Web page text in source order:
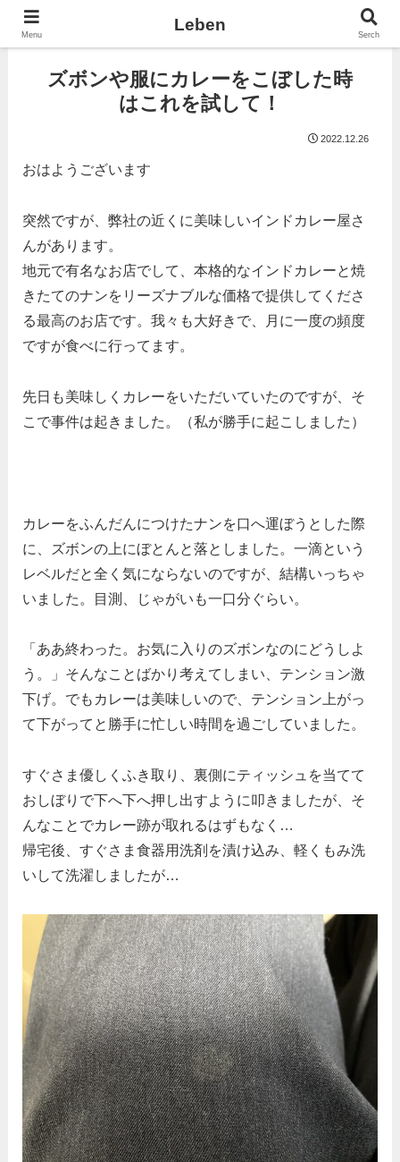
ズボンや服にカレーをこぼした時
はこれを試して！
2022.12.26
おはようございます
突然ですが、弊社の近くに美味しいインドカレー屋さ
んがあります。
地元で有名なお店でして、本格的なインドカレーと焼
きたてのナンをリーズナブルな価格で提供してくださ
る最高のお店です。我々も大好きで、月に一度の頻度
ですが食べに行ってます。
先日も美味しくカレーをいただいていたのですが、そ
こで事件は起きました。（私が勝手に起こしました）
カレーをふんだんにつけたナンを口へ運ぼうとした際
に、ズボンの上にぼとんと落としました。一滴という
レベルだと全く気にならないのですが、結構いっちゃ
いました。目測、じゃがいも一口分ぐらい。
「ああ終わった。お気に入りのズボンなのにどうしよ
う。」そんなことばかり考えてしまい、テンション激
下げ。でもカレーは美味しいので、テンション上がっ
て下がってと勝手に忙しい時間を過ごしていました。
すぐさま優しくふき取り、裏側にティッシュを当てて
おしぼりで下へ下へ押し出すように叩きましたが、そ
んなことでカレー跡が取れるはずもなく…
帰宅後、すぐさま食器用洗剤を漬け込み、軽くもみ洗
いして洗濯しましたが…
Menu
Leben
Serch